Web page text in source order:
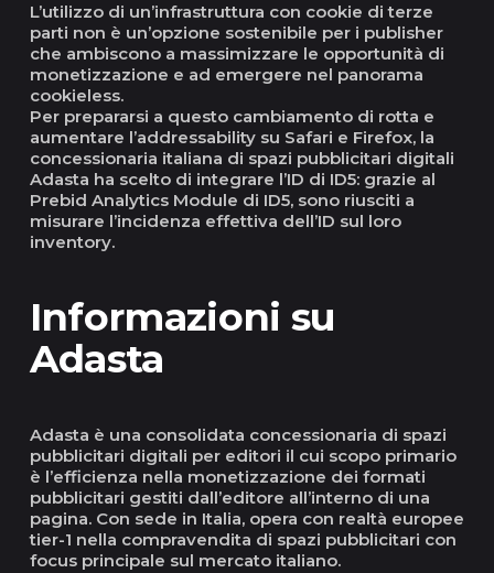
L’utilizzo di un’infrastruttura con cookie di terze
parti non è un’opzione sostenibile per i publisher
che ambiscono a massimizzare le opportunità di
monetizzazione e ad emergere nel panorama
cookieless.
Per prepararsi a questo cambiamento di rotta e
aumentare l’addressability su Safari e Firefox, la
concessionaria italiana di spazi pubblicitari digitali
Adasta ha scelto di integrare l’ID di ID5: grazie al
Prebid Analytics Module di ID5, sono riusciti a
misurare l’incidenza effettiva dell’ID sul loro
inventory.
Informazioni su
Adasta
Adasta è una consolidata concessionaria di spazi
pubblicitari digitali per editori il cui scopo primario
è l’efficienza nella monetizzazione dei formati
pubblicitari gestiti dall’editore all’interno di una
pagina. Con sede in Italia, opera con realtà europee
tier-1 nella compravendita di spazi pubblicitari con
focus principale sul mercato italiano.